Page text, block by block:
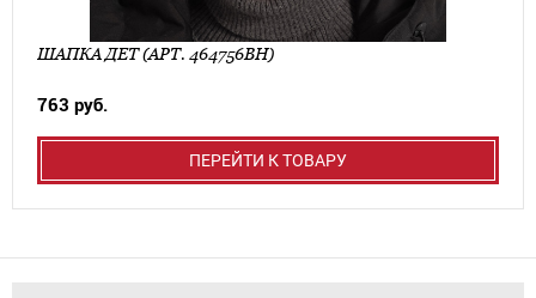
ШАПКА ДЕТ (АРТ. 464756ВН)
763 руб.
ПЕРЕЙТИ К ТОВАРУ